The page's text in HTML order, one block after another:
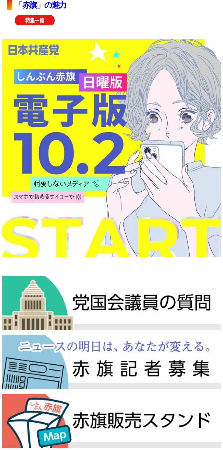
「赤旗」の魅力